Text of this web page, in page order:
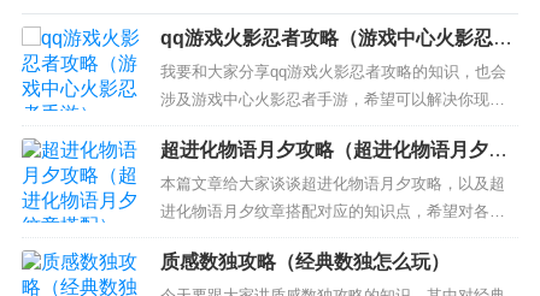
qq游戏火影忍者攻略（游戏中心火影忍者
手游）
我要和大家分享qq游戏火影忍者攻略的知识，也会
涉及游戏中心火影忍者手游，希望可以解决你现在
的问题！ 本文目录一览： 1、手游要塞争夺战怎么
打 火影忍者要塞争夺攻略 2、火影忍者忍法帖攻略
3、火影忍者游戏攻略 4、qq游戏大厅中火影忍者ol
怎么过第四章中被继承的意志 手游要塞争夺战怎...
超进化物语月夕攻略（超进化物语月夕纹
章搭配）
本篇文章给大家谈谈超进化物语月夕攻略，以及超
进化物语月夕纹章搭配对应的知识点，希望对各位
有所帮助，不要忘了收藏本站喔。 本文目录一览：
1、超进化物语月夕获取攻略 超进化物语月夕该怎么
质感数独攻略（经典数独怎么玩）